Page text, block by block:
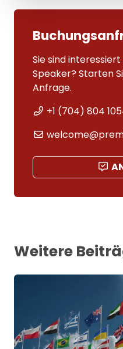
Sie sind
Speaker? Starten
Anfrage.
+1 (704) 804
Weitere